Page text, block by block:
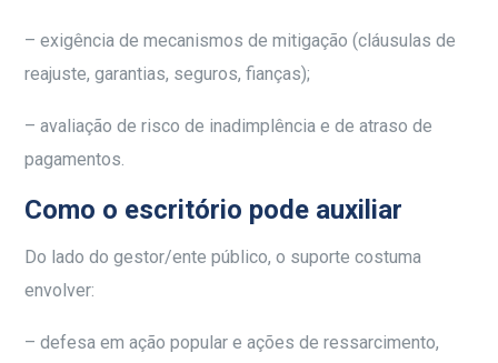
– exigência de mecanismos de mitigação (cláusulas de
reajuste, garantias, seguros, fianças);
– avaliação de risco de inadimplência e de atraso de
pagamentos.
Como o escritório pode auxiliar
Do lado do gestor/ente público, o suporte costuma
envolver:
– defesa em ação popular e ações de ressarcimento,